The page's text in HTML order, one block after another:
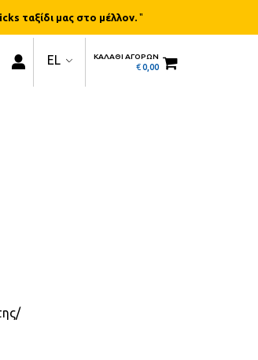
ταξίδι μας στο μέλλον."
EL ΚΑΛΑΘΙ ΑΓΟΡΩΝ
€0,00